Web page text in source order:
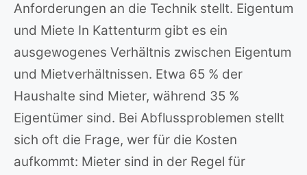
Anforderungen an die Technik stellt. Eigentum
und Miete In Kattenturm gibt es ein
ausgewogenes Verhältnis zwischen Eigentum
und Mietverhältnissen. Etwa 65 % der
Haushalte sind Mieter, während 35 %
Eigentümer sind. Bei Abflussproblemen stellt
sich oft die Frage, wer für die Kosten
aufkommt: Mieter sind in der Regel für